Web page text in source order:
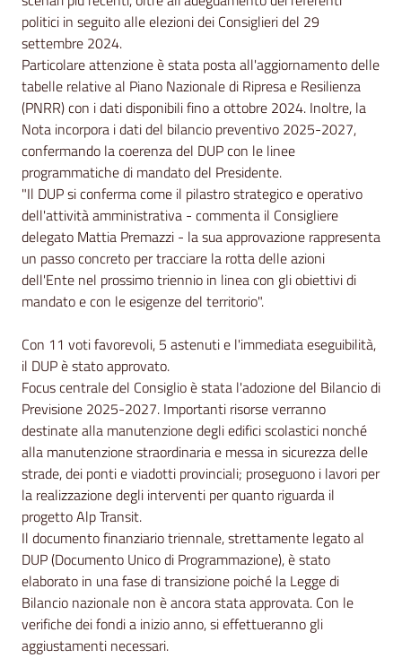
politici in seguito alle elezioni dei Consiglieri del 29
settembre 2024.
Particolare attenzione è stata posta all'aggiornamento delle
tabelle relative al Piano Nazionale di Ripresa e Resilienza
(PNRR) con i dati disponibili fino a ottobre 2024. Inoltre, la
Nota incorpora i dati del bilancio preventivo 2025-2027,
confermando la coerenza del DUP con le linee
programmatiche di mandato del Presidente.
"Il DUP si conferma come il pilastro strategico e operativo
dell'attività amministrativa - commenta il Consigliere
delegato Mattia Premazzi - la sua approvazione rappresenta
un passo concreto per tracciare la rotta delle azioni
dell'Ente nel prossimo triennio in linea con gli obiettivi di
mandato e con le esigenze del territorio".
Con 11 voti favorevoli, 5 astenuti e l'immediata eseguibilità,
il DUP è stato approvato.
Focus centrale del Consiglio è stata l'adozione del Bilancio di
Previsione 2025-2027. Importanti risorse verranno
destinate alla manutenzione degli edifici scolastici nonché
alla manutenzione straordinaria e messa in sicurezza delle
strade, dei ponti e viadotti provinciali; proseguono i lavori per
la realizzazione degli interventi per quanto riguarda il
progetto Alp Transit.
Il documento finanziario triennale, strettamente legato al
DUP (Documento Unico di Programmazione), è stato
elaborato in una fase di transizione poiché la Legge di
Bilancio nazionale non è ancora stata approvata. Con le
verifiche dei fondi a inizio anno, si effettueranno gli
aggiustamenti necessari.